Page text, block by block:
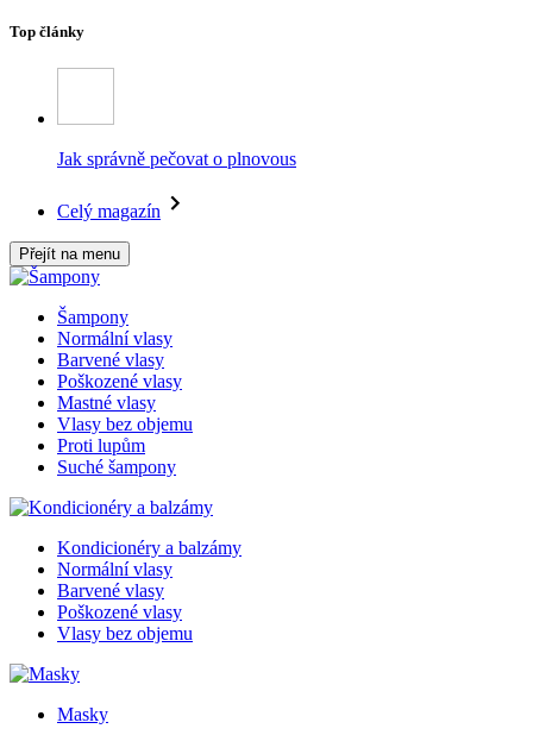
Top články
Jak správně pečovat o plnovous
Celý magazín
Přejít na menu
Šampony
Normální vlasy
Barvené vlasy
Poškozené vlasy
Mastné vlasy
Vlasy bez objemu
Proti lupům
Suché šampony
Kondicionéry a balzámy
Normální vlasy
Barvené vlasy
Poškozené vlasy
Vlasy bez objemu
Masky